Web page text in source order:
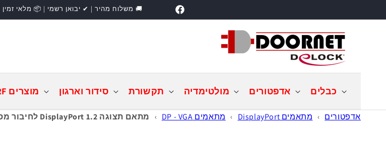
Facebook
🚚 משלוח מהיר | ✔ יבואן רשמי | 📦 מלאי
כבלים אדפטורים מולטימדיה תקשורת סידור וארגון מוצרים RF
אדפטורים › מתאמים DisplayPort › מתאמים DP - VGA › מתאם תצוגה DisplayPort 1.2 לחיבור מסך VGA